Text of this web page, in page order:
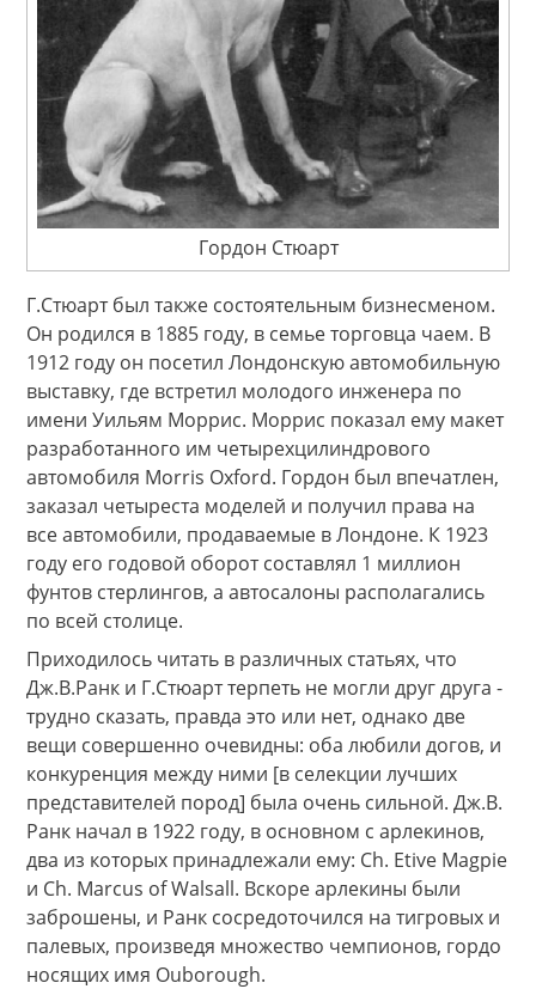
Гордон Стюарт
Г.Стюарт был также состоятельным бизнесменом.
Он родился в 1885 году, в семье торговца чаем. В
1912 году он посетил Лондонскую автомобильную
выставку, где встретил молодого инженера по
имени Уильям Моррис. Моррис показал ему макет
разработанного им четырехцилиндрового
автомобиля Morris Oxford. Гордон был впечатлен,
заказал четыреста моделей и получил права на
все автомобили, продаваемые в Лондоне. К 1923
году его годовой оборот составлял 1 миллион
фунтов стерлингов, а автосалоны располагались
по всей столице.
Приходилось читать в различных статьях, что
Дж.В.Ранк и Г.Стюарт терпеть не могли друг друга -
трудно сказать, правда это или нет, однако две
вещи совершенно очевидны: оба любили догов, и
конкуренция между ними [в селекции лучших
представителей пород] была очень сильной. Дж.В.
Ранк начал в 1922 году, в основном с арлекинов,
два из которых принадлежали ему: Ch. Etive Magpie
и Ch. Marcus of Walsall. Вскоре арлекины были
заброшены, и Ранк сосредоточился на тигровых и
палевых, произведя множество чемпионов, гордо
носящих имя Ouborough.